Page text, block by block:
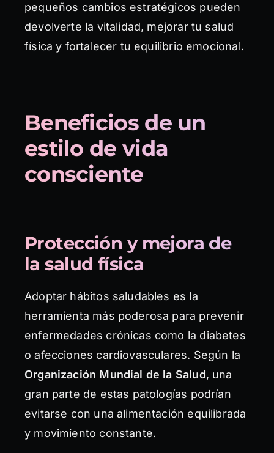
pequeños cambios estratégicos pueden
devolverte la vitalidad, mejorar tu salud
física y fortalecer tu equilibrio emocional.
Beneficios de un
estilo de vida
consciente
Protección y mejora de
la salud física
Adoptar hábitos saludables es la
herramienta más poderosa para prevenir
enfermedades crónicas como la diabetes
o afecciones cardiovasculares. Según la
Organización Mundial de la Salud, una
gran parte de estas patologías podrían
evitarse con una alimentación equilibrada
y movimiento constante.